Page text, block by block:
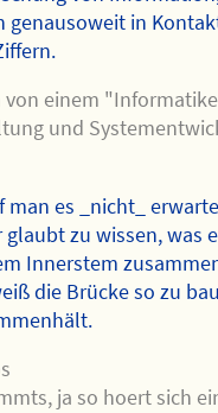
genausoweit in
von einem
und
man es _nicht_
glaubt zu wissen, was
Innerstem
die Brücke so zu
ja so hoert sich